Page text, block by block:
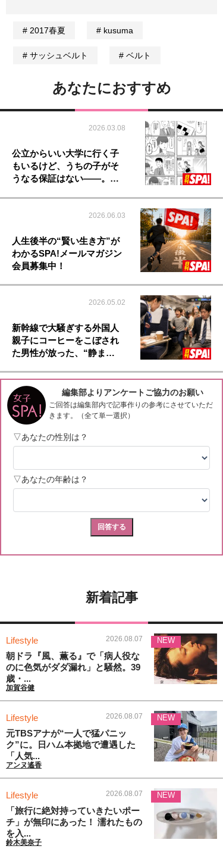
2017春夏 kusuma
サッシュベルト ベルト
あなたにおすすめ
2026.03.08
公立からいい大学に行く子
もいるけど、うちの子がそ
うなる保証はない――。…
2026.06.03
人生後半の“賢い生き方”が
わかるSPA!メールマガジン
会員募集中！
2026.05.02
新幹線で大騒ぎする外国人
親子にコーヒーをこぼされ
た男性が放った、“静ま…
新着記事
Lifestyle 2026.08.07
朝ドラ『風、薫る』で「病人役な
のに色気がダダ漏れ」と騒然。39
歳・...
加賀谷健
NEW
Lifestyle 2026.08.07
元TBSアナが“一人で猛パニッ
ク”に。日ハム本拠地で遭遇した
「人気...
アンヌ遙香
NEW
Lifestyle 2026.08.07
「旅行に絶対持っていきたいポー
チ」が無印にあった！ 濡れたもの
を入...
鈴木美奈子
NEW